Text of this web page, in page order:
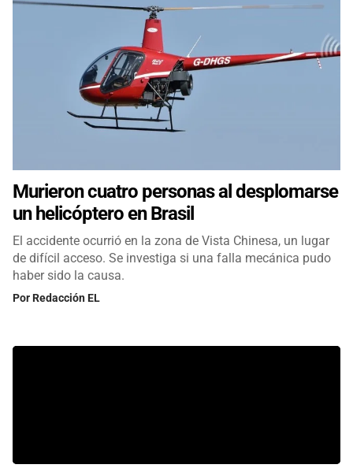
Murieron cuatro personas al desplomarse
un helicóptero en Brasil
El accidente ocurrió en la zona de Vista Chinesa, un lugar
de difícil acceso. Se investiga si una falla mecánica pudo
haber sido la causa.
PorRedacción EL